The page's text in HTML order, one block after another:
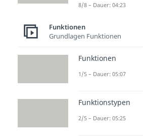
erklärt
zur
Bei der
Funktionen
gegebenen
8/8 – Dauer: 04:23
Funktionen
Grundlagen Funktionen
Funktionen
1/5 – Dauer: 05:07
Funktionstypen
2/5 – Dauer: 05:25